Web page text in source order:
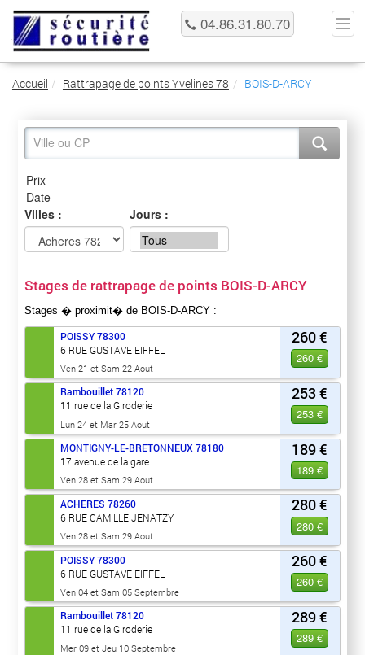
04.86.31.80.70
Accueil Rattrapage de points Yvelines 78 BOIS-D-ARCY
Villes : Jours :
Stages de rattrapage de points BOIS-D-ARCY
Stages � proximit� de BOIS-D-ARCY :
260 €
260 €
POISSY78300
6 RUE GUSTAVE EIFFEL
Ven 21 et Sam 22 Aout
253 €
253 €
Rambouillet 78120
11 rue de la Giroderie
Lun 24 et Mar 25 Aout
189 €
189 €
MONTIGNY-LE-BRETONNEUX 78180
17 avenue de la gare
Ven 28 et Sam 29 Aout
280 €
280 €
ACHERES 78260
6 RUE CAMILLE JENATZY
Ven 28 et Sam 29 Aout
260 €
260 €
POISSY78300
6 RUE GUSTAVE EIFFEL
Ven 04 et Sam 05 Septembre
289 €
289 €
Rambouillet 78120
11 rue de la Giroderie
Mer 09 et Jeu 10 Septembre